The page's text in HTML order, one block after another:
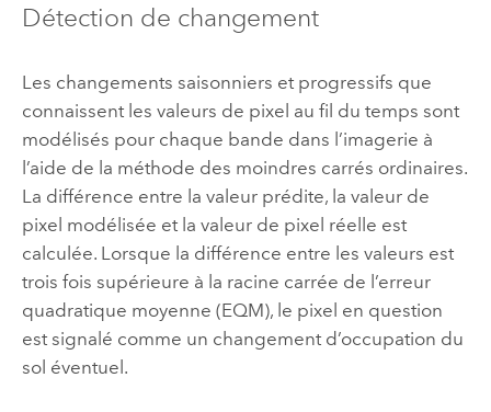
Détection de changement
Les changements saisonniers et progressifs que
connaissent les valeurs de pixel au fil du temps sont
modélisés pour chaque bande dans l’imagerie à
l’aide de la méthode des moindres carrés ordinaires.
La différence entre la valeur prédite, la valeur de
pixel modélisée et la valeur de pixel réelle est
calculée. Lorsque la différence entre les valeurs est
trois fois supérieure à la racine carrée de l’erreur
quadratique moyenne (EQM), le pixel en question
est signalé comme un changement d’occupation du
sol éventuel.